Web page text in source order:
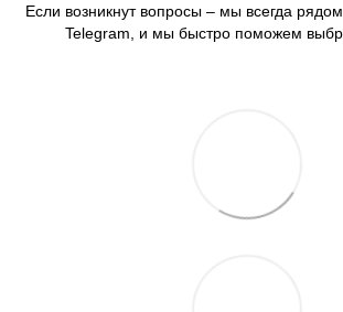
Если возникнут вопросы – мы всегда
Telegram, и мы быстро поможем